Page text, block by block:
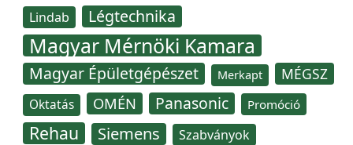
Lindab Légtechnika
Magyar Mérnöki Kamara
Magyar Épületgépészet Merkapt MÉGSZ
Oktatás OMÉN Panasonic Promóció
Rehau Siemens Szabványok